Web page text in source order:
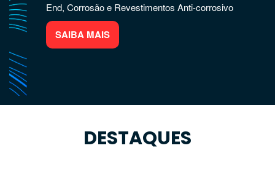
End, Corrosão e Revestimentos Anti-corrosivo
SAIBA MAIS
DESTAQUES